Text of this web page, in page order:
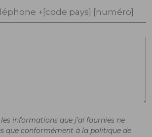
+[code pays] [numéro]
informations que j'ai fournies ne
que conformément à la politique de